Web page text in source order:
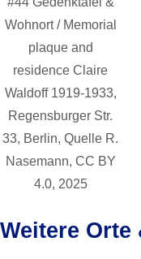
Wohnort / Memorial
plaque and
residence Claire
Waldoff 1919-1933,
Regensburger Str.
33, Berlin, Quelle R.
Nasemann, CC BY
4.0, 2025
Weitere